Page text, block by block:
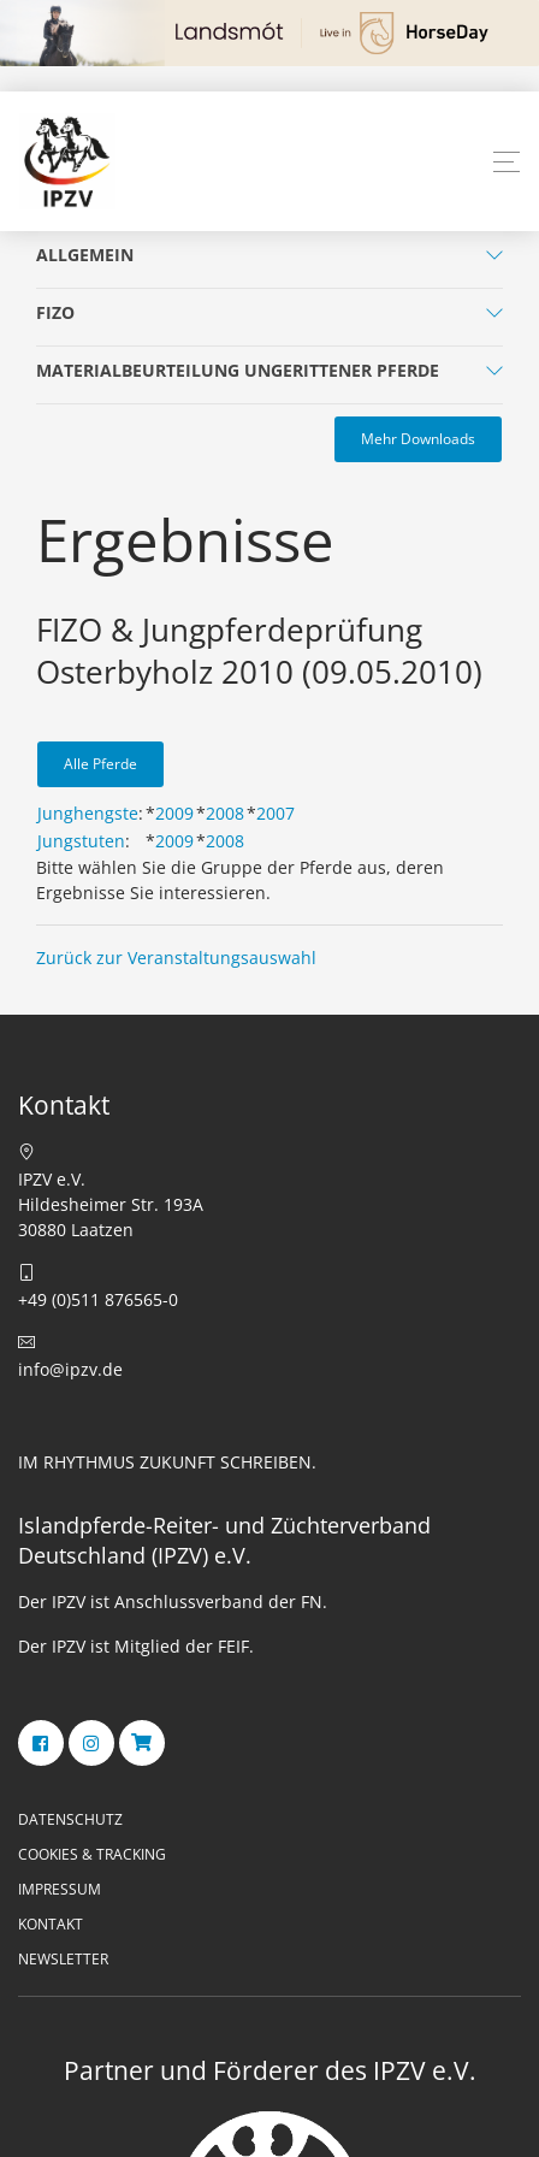
ALLGEMEIN
FIZO
MATERIALBEURTEILUNG UNGERITTENER PFERDE
Mehr Downloads
Ergebnisse
FIZO & Jungpferdeprüfung
Osterbyholz 2010 (09.05.2010)
Alle Pferde
Junghengste:*2009*2008*2007
Jungstuten: *2009*2008
Bitte wählen Sie die Gruppe der Pferde aus, deren
Ergebnisse Sie interessieren.
Zurück zur Veranstaltungsauswahl
Kontakt
IPZV e.V.
Hildesheimer Str. 193A
30880 Laatzen
+49 (0)511 876565-0
info@ipzv.de
IM RHYTHMUS ZUKUNFT SCHREIBEN.
Islandpferde-Reiter- und Züchterverband
Deutschland (IPZV) e.V.
Der IPZV ist Anschlussverband der FN.
Der IPZV ist Mitglied der FEIF.
DATENSCHUTZ
COOKIES & TRACKING
IMPRESSUM
KONTAKT
NEWSLETTER
Partner und Förderer des IPZV e.V.